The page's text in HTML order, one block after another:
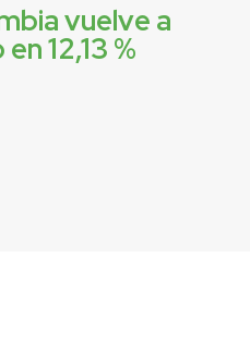
vuelve a
12,13 %